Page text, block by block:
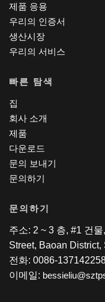
제품 응용
우리의 인증서
생산시장
우리의 서비스
빠른 탐색
집
회사 소개
제품
다운로드
문의 보내기
문의하기
문의하기
주소: 2 ~ 3 층, #1 건
Street, Baoan District,
전화: 0086-
이메일: